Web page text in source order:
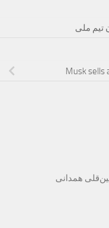
تیم ملی
Musk sells
همدانی